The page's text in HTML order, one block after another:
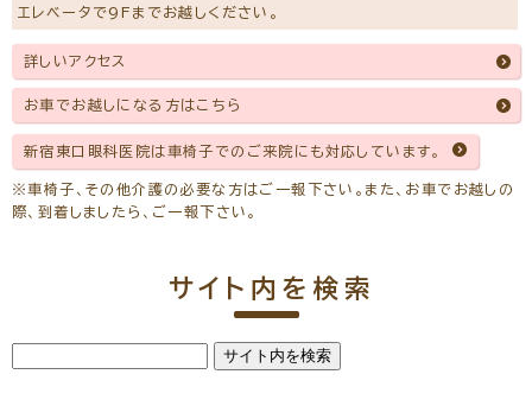
エレベータで9Fまでお越しください。
詳しいアクセス
お車でお越しになる方はこちら
新宿東口眼科医院は車椅子でのご来院にも対応しています。
※車椅子、その他介護の必要な方はご一報下さい。また、お車でお越しの
際、到着しましたら、ご一報下さい。
サイト内を検索